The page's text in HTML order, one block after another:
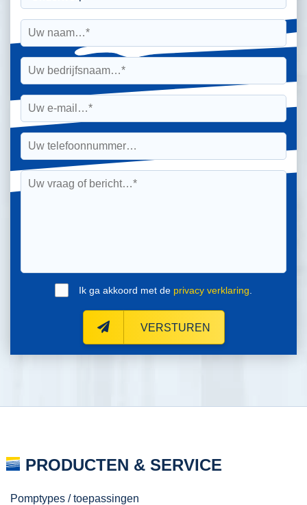
Ik ga akkoord met de privacy verklaring
VERSTUREN
PRODUCTEN & SERVICE
Pomptypes / toepassingen